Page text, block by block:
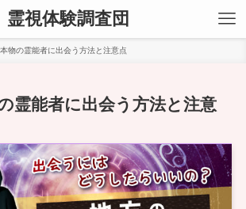
霊視体験調査団
物の霊能者に出会う方法と注意点
霊能者に出会う方法と注意